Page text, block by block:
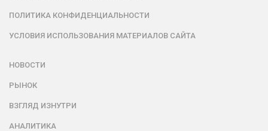
ПОЛИТИКА КОНФИДЕНЦИАЛЬНОСТИ
УСЛОВИЯ ИСПОЛЬЗОВАНИЯ МАТЕРИАЛОВ САЙТА
НОВОСТИ
РЫНОК
ВЗГЛЯД ИЗНУТРИ
АНАЛИТИКА